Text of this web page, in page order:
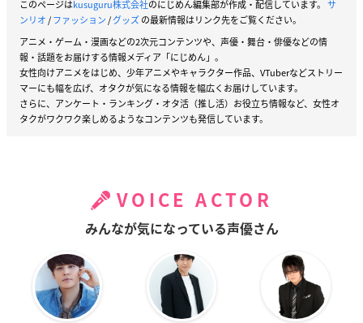
このページはkusuguru株式会社のにじめん編集部が作成・配信しています。 サ
ンリオ/ファッション/グッズの最新情報はリンク先をご覧ください。
アニメ・ゲーム・漫画などの2次元コンテンツや、声優・舞台・俳優などの情
報・話題をお届けする情報メディア「にじめん」。
女性向けアニメをはじめ、少年アニメやキャラクター作品、VTuberなどストリー
マーにも幅を広げ、オタクが気になる情報を幅広くお届けしています。
さらに、アンケート・ランキング・オタ活（推し活）お役立ち情報など、女性オ
タクがワクワク楽しめるようなコンテンツも発信しています。
VOICE ACTOR
みんなが気になっている声優さん